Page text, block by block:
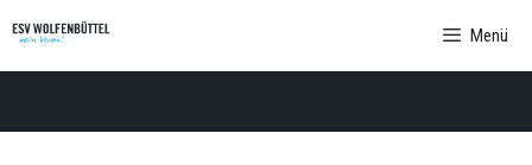
Inhalt
springen
Menü